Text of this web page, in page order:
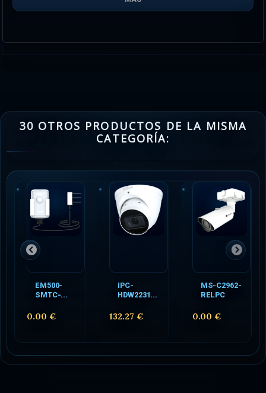
30 OTROS PRODUCTOS DE LA MISMA
CATEGORÍA:
EM500-
SMTC-...
0.00 €
IPC-
HDW2231...
132.27 €
MS-C2962-
RELPC
0.00 €